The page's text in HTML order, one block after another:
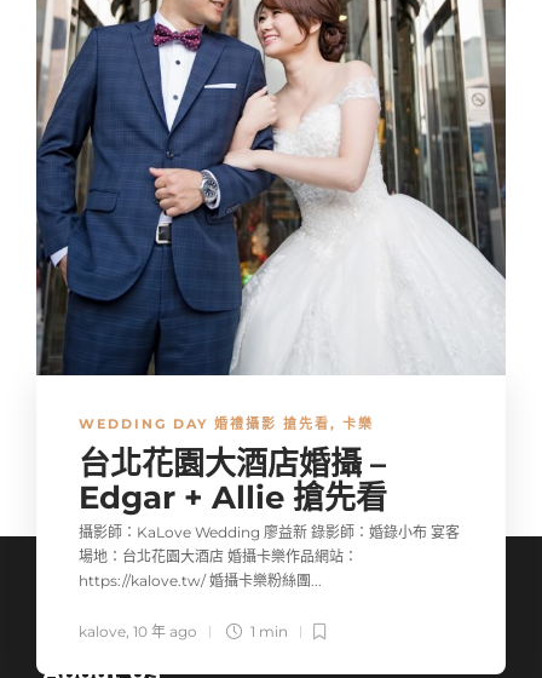
WEDDING DAY 婚禮攝影 搶先看, 卡樂
台北花園大酒店婚攝 –
Edgar + Allie 搶先看
攝影師：KaLove Wedding 廖益新 錄影師：婚錄小布 宴客
場地：台北花園大酒店 婚攝卡樂作品網站：
https://kalove.tw/ 婚攝卡樂粉絲團...
kalove 10 年 ago 1 min
About Us